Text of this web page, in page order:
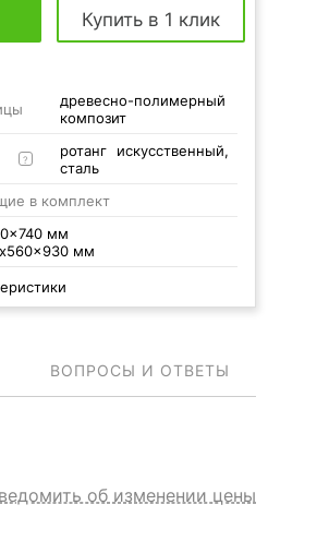
Купить в 1 клик
древесно-полимерный
композит
?
ротанг искусственный,
сталь
в комплект
мм
мм
ВОПРОСЫ И ОТВЕТЫ
об изменении цены